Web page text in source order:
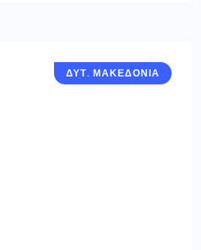
ΔΥΤ. ΜΑΚΕΔΟΝΙΑ